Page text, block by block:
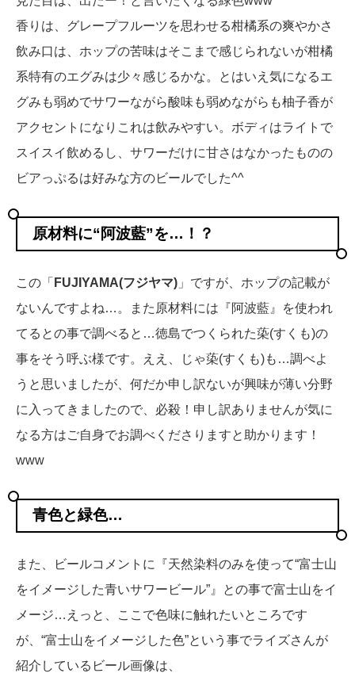
香りは、グレープフルーツを思わせる柑橘系の爽やかさ
飲み口は、ホップの苦味はそこまで感じられないが柑橘
系特有のエグみは少々感じるかな。とはいえ気になるエ
グみも弱めでサワーながら酸味も弱めながらも柚子香が
アクセントになりこれは飲みやすい。ボディはライトで
スイスイ飲めるし、サワーだけに甘さはなかったものの
ビアっぷるは好みな方のビールでした^^
原材料に“阿波藍”を…！？
この「 FUJIYAMA(フジヤマ) 」ですが、ホップの記載が
ないんですよね…。また原材料には『阿波藍』を使われ
てるとの事で調べると…徳島でつくられた蒅(すくも)の
事をそう呼ぶ様です。ええ、じゃ蒅(すくも)も…調べよ
うと思いましたが、何だか申し訳ないが興味が薄い分野
に入ってきましたので、必殺！申し訳ありませんが気に
なる方はご自身でお調べくださりますと助かります！
www
青色と緑色…
また、ビールコメントに『天然染料のみを使って“富士山
をイメージした青いサワービール”』との事で富士山をイ
メージ…えっと、ここで色味に触れたいところです
が、“富士山をイメージした色”という事でライズさんが
紹介しているビール画像は、